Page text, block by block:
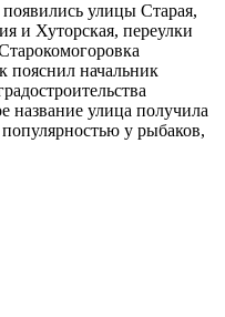
улицы Старая,
и Хуторская, переулки
пояснил начальник
улица получила
популярностью у рыбаков,